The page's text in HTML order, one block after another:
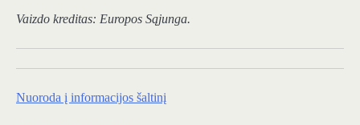
Vaizdo kreditas: Europos Sąjunga.
Nuoroda į informacijos šaltinį